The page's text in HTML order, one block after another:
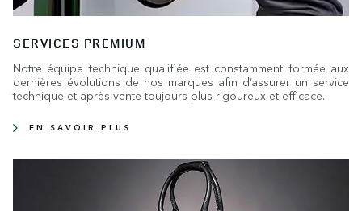
SERVICES PREMIUM
Notre équipe technique qualifiée est constamment formée aux
dernières évolutions de nos marques afin d’assurer un service
technique et après-vente toujours plus rigoureux et efficace.
EN SAVOIR PLUS